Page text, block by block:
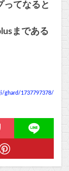
ってなると
まである
ghard/1737797378/